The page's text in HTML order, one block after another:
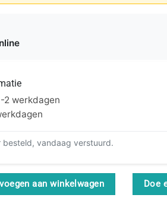
2 werkdagen
besteld, vandaag verstuurd.
to VGA Black Active Adapter M/V aantal
aan winkelwagen Doe